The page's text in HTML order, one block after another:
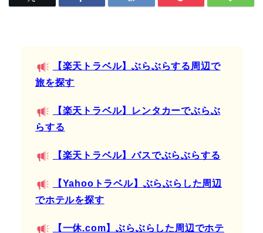
【楽天トラベル】ぶらぶらする周辺で
旅を探す
【楽天トラベル】レンタカーでぶらぶ
らする
【楽天トラベル】バスでぶらぶらする
【Yahooトラベル】ぶらぶらした周辺
でホテルを探す
【一休.com】ぶらぶらした周辺でホテ